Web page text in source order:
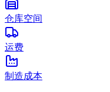
仓库空间
运费
制造成本